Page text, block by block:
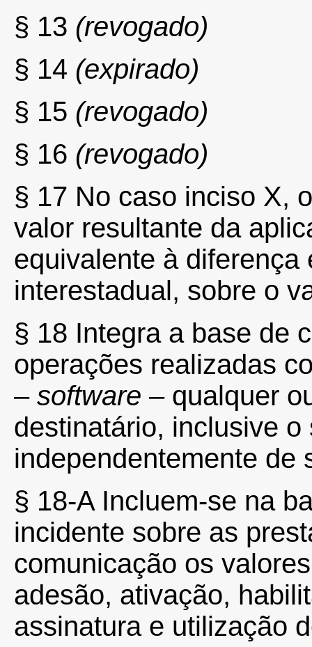
§ 13 (revogado)
§ 14 (expirado)
§ 15 (revogado)
§ 16 (revogado)
§ 17 No caso inciso X,
valor resultante da
equivalente à
interestadual, sobre o
§ 18 Integra a base de
operações realizadas
– software – qualquer
destinatário, inclusive
independentemente de
§ 18-A Incluem-se na
incidente sobre as
comunicação os
adesão, ativação,
assinatura e utilização